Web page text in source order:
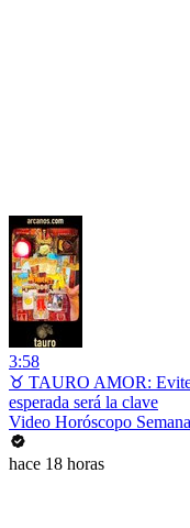
3:58
♉ TAURO AMOR:
esperada será la clave
Video Horóscopo
hace 18 horas